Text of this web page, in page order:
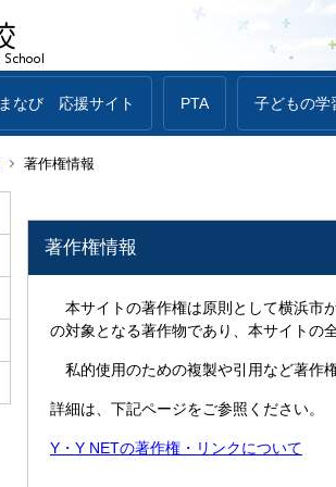
まなび 応援サイト PTA 子どもの学
著作権情報
著作権情報
本サイトの著作権は原則として横浜市
の対象となる著作物であり、本サイトの
私的使用のための複製や引用など著作
詳細は、下記ページをご参照ください。
Y・Y NETの著作権・リンクについて